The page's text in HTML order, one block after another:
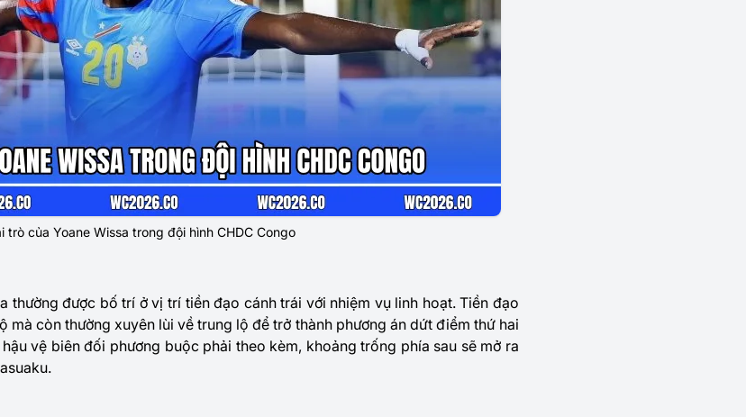
trò của Yoane Wissa trong đội hình CHDC Congo
thường được bố trí ở vị trí tiền đạo cánh trái với nhiệm vụ linh hoạt. Tiền đạo
mà còn thường xuyên lùi về trung lộ để trở thành phương án dứt điểm thứ hai
vệ biên đối phương buộc phải theo kèm, khoảng trống phía sau sẽ mở ra